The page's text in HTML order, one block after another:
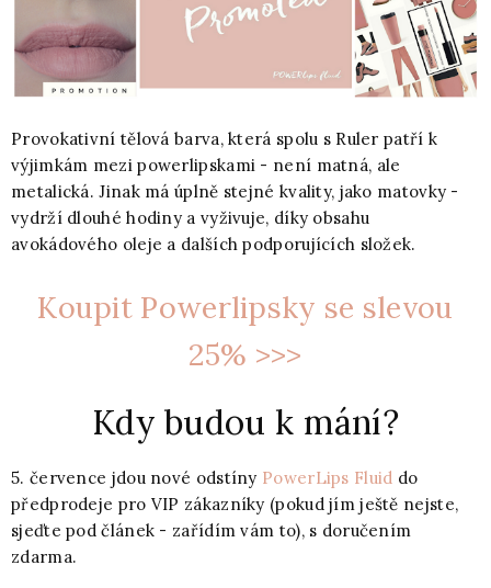
Provokativní tělová barva, která spolu s Ruler patří k
výjimkám mezi powerlipskami - není matná, ale
metalická. Jinak má úplně stejné kvality, jako matovky -
vydrží dlouhé hodiny a vyživuje, díky obsahu
avokádového oleje a dalších podporujících složek.
Koupit Powerlipsky se slevou
25% >>>
Kdy budou k mání?
5. července jdou nové odstíny PowerLips Fluid do
předprodeje pro VIP zákazníky (pokud jím ještě nejste,
sjeďte pod článek - zařídím vám to), s doručením
zdarma.